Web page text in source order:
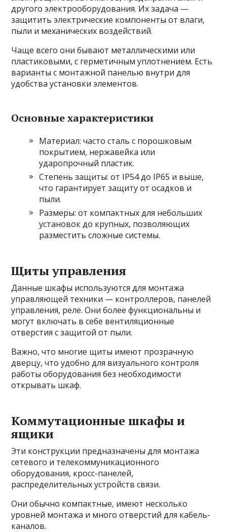
другого электрооборудования. Их задача —
защитить электрические компоненты от влаги,
пыли и механических воздействий.
Чаще всего они бывают металлическими или
пластиковыми, с герметичным уплотнением. Есть
варианты с монтажной панелью внутри для
удобства установки элементов.
Основные характеристики
Материал: часто сталь с порошковым
покрытием, нержавейка или
ударопрочный пластик.
Степень защиты: от IP54 до IP65 и выше,
что гарантирует защиту от осадков и
пыли.
Размеры: от компактных для небольших
установок до крупных, позволяющих
разместить сложные системы.
Щиты управления
Данные шкафы используются для монтажа
управляющей техники — контроллеров, панелей
управления, реле. Они более функциональны и
могут включать в себе вентиляционные
отверстия с защитой от пыли.
Важно, что многие щиты имеют прозрачную
дверцу, что удобно для визуального контроля
работы оборудования без необходимости
открывать шкаф.
Коммутационные шкафы и
ящики
Эти конструкции предназначены для монтажа
сетевого и телекоммуникационного
оборудования, кросс-панелей,
распределительных устройств связи.
Они обычно компактные, имеют несколько
уровней монтажа и много отверстий для кабель-
каналов.